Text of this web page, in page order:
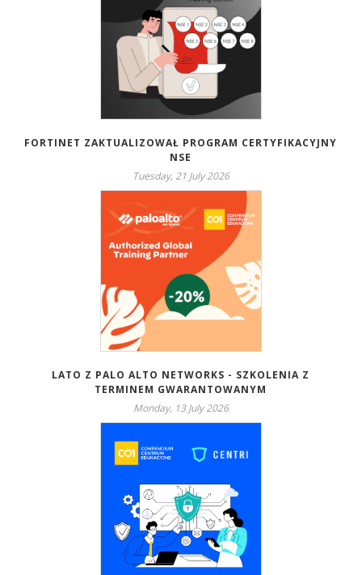
FORTINET ZAKTUALIZOWAŁ PROGRAM CERTYFIKACYJNY
NSE
Tuesday, 21 July 2026
LATO Z PALO ALTO NETWORKS - SZKOLENIA Z
TERMINEM GWARANTOWANYM
Monday, 13 July 2026